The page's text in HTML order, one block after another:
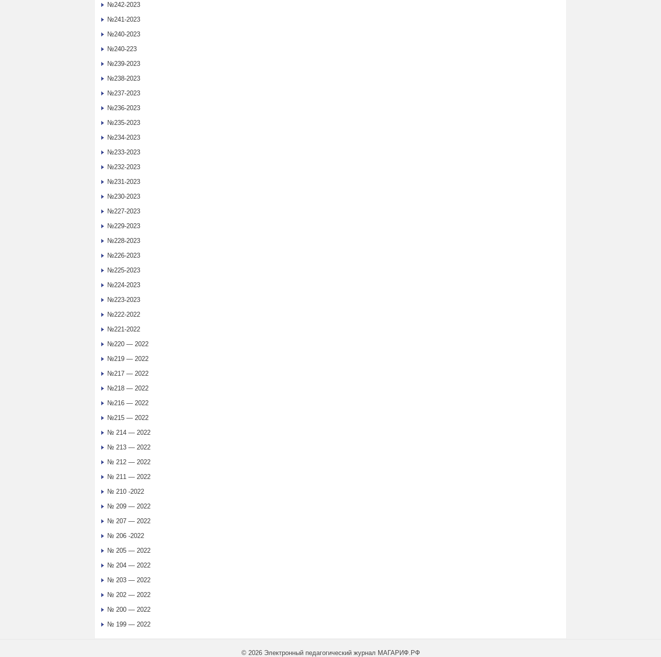
№242-2023
№241-2023
№240-2023
№240-223
№239-2023
№238-2023
№237-2023
№236-2023
№235-2023
№234-2023
№233-2023
№232-2023
№231-2023
№230-2023
№227-2023
№229-2023
№228-2023
№226-2023
№225-2023
№224-2023
№223-2023
№222-2022
№221-2022
№220 — 2022
№219 — 2022
№217 — 2022
№218 — 2022
№216 — 2022
№215 — 2022
№ 214 — 2022
№ 213 — 2022
№ 212 — 2022
№ 211 — 2022
№ 210 -2022
№ 209 — 2022
№ 207 — 2022
№ 206 -2022
№ 205 — 2022
№ 204 — 2022
№ 203 — 2022
№ 202 — 2022
№ 200 — 2022
№ 199 — 2022
© 2026 Электронный педагогический журнал МАГАРИФ.РФ